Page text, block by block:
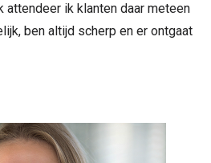
attendeer ik klanten daar meteen
ben altijd scherp en er ontgaat